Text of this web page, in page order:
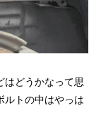
はどうかなって思
ルトの中はやっは